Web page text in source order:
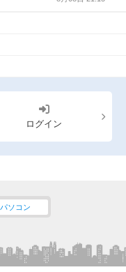
ログイン
パソコン